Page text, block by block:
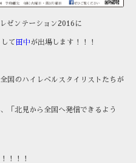
ゼンテーション2016に
て 田中 が出場します！！！
国のハイレベルスタイリストたちが
「北見から全国へ発信できるよう
！！！